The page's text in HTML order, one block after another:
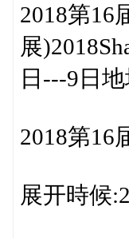
2018第16
展
日---9日
2018第16
展开時候